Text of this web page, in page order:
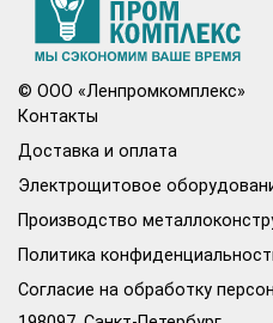
© ООО «Ленпромкомплекс»
Контакты
Доставка и оплата
Электрощитовое
Производство
Политика
Согласие на обработку